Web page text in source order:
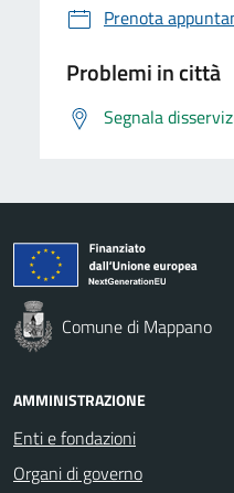
Prenota
Problemi in città
Segnala
Comune di Mappano
AMMINISTRAZIONE
Enti e fondazioni
Organi di governo